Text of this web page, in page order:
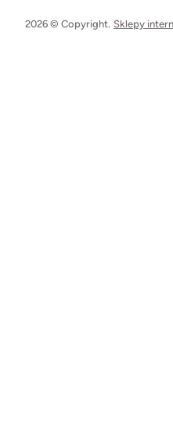
2026 © Copyright. Sklepy